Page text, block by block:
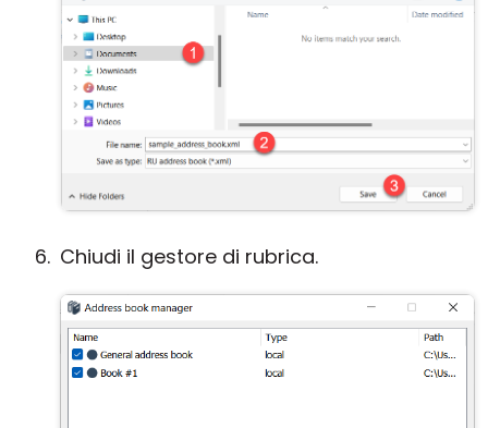
Chiudi il gestore di rubrica.